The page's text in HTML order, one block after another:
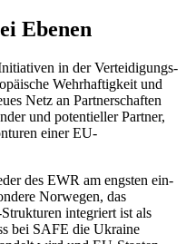
Ebenen
in der Verteidigungs-
Wehrhaftigkeit und
Netz an Partnerschaften
und poten­tieller Partner,
einer EU-
des EWR am engsten ein-
Norwegen, das
integriert ist als
bei SAFE die Ukraine